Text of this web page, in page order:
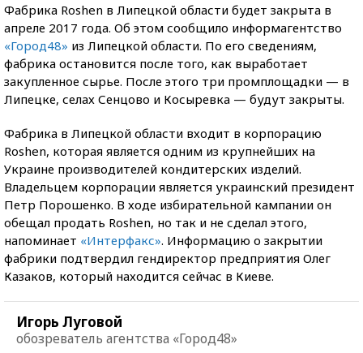
Фабрика Roshen в Липецкой области будет закрыта в
апреле 2017 года. Об этом сообщило информагентство
«Город48» из Липецкой области. По его сведениям,
фабрика остановится после того, как выработает
закупленное сырье. После этого три промплощадки — в
Липецке, селах Сенцово и Косыревка — будут закрыты.
Фабрика в Липецкой области входит в корпорацию
Roshen, которая является одним из крупнейших на
Украине производителей кондитерских изделий.
Владельцем корпорации является украинский президент
Петр Порошенко. В ходе избирательной кампании он
обещал продать Roshen, но так и не сделал этого,
напоминает «Интерфакс». Информацию о закрытии
фабрики подтвердил гендиректор предприятия Олег
Казаков, который находится сейчас в Киеве.
Игорь Луговой
обозреватель агентства «Город48»